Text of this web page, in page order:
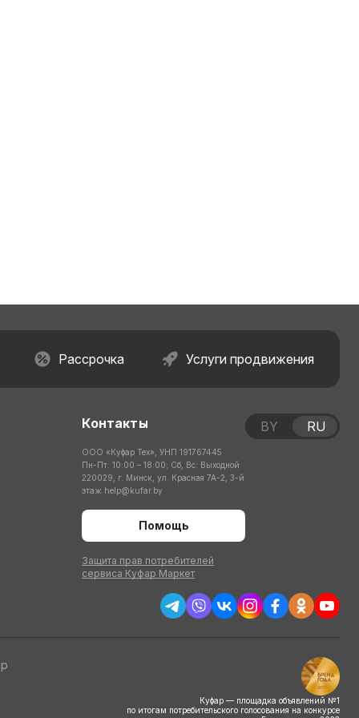
Рассрочка Услуги продвижения
Контакты
ООО «Куфар Тех», УНП 191767445
Пн-Пт: 10:00 – 18:00; Сб, Вс: Выходной
220029, г. Минск, ул. Красная 7А-2, 3-й
этаж help@kufar.by
Помощь
Защита прав потребителей
сервиса Куфар Маркет
BY RU
Куфар — площадка объявлений №1
по итогам потребительского голосования на конкурсе